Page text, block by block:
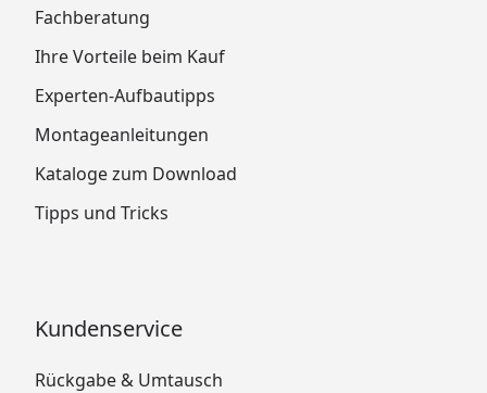
Fachberatung
Ihre Vorteile beim Kauf
Experten-Aufbautipps
Montageanleitungen
Kataloge zum Download
Tipps und Tricks
Kundenservice
Rückgabe & Umtausch